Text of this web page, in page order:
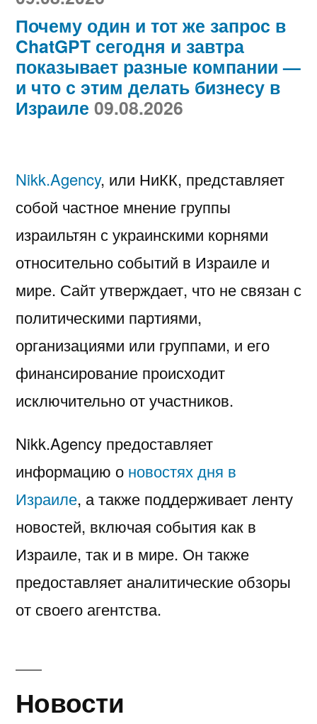
Почему один и тот же запрос в
ChatGPT сегодня и завтра
показывает разные компании —
и что с этим делать бизнесу в
Израиле 09.08.2026
Nikk.Agency, или НиКК, представляет
собой частное мнение группы
израильтян с украинскими корнями
относительно событий в Израиле и
мире. Сайт утверждает, что не связан с
политическими партиями,
организациями или группами, и его
финансирование происходит
исключительно от участников.
Nikk.Agency предоставляет
информацию о новостях дня в
Израиле, а также поддерживает ленту
новостей, включая события как в
Израиле, так и в мире. Он также
предоставляет аналитические обзоры
от своего агентства.
Новости